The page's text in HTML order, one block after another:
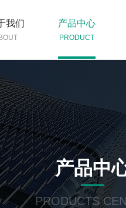
我们 产品中心
PRODUCT
产品中
PRODUCTS